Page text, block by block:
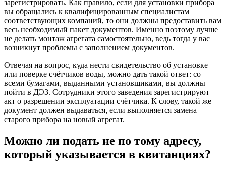
зарегистрировать. Как правило, если для установки прибора
вы обращались к квалифицированным специалистам
соответствующих компаний, то они должны предоставить вам
весь необходимый пакет документов. Именно поэтому лучше
не делать монтаж агрегата самостоятельно, ведь тогда у вас
возникнут проблемы с заполнением документов.
Отвечая на вопрос, куда нести свидетельство об установке
или поверке счётчиков воды, можно дать такой ответ: со
всеми бумагами, выданными установщиками, вы должны
пойти в ДЭЗ. Сотрудники этого заведения зарегистрируют
акт о разрешении эксплуатации счётчика. К слову, такой же
документ должен выдаваться, если выполняется замена
старого прибора на новый агрегат.
Можно ли подать не по тому адресу,
который указывается в квитанциях?